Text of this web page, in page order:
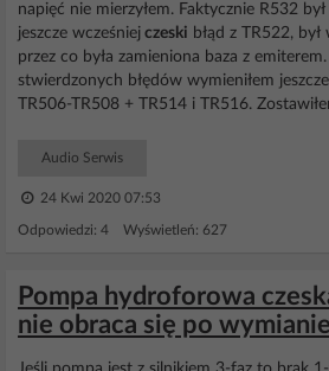
napięć nie mierzyłem. Faktycznie R532
jeszcze wcześniej czeski błąd z TR522,
przez co była zamieniona baza z
stwierdzonych błędów wymieniłem
TR506-TR508 + TR514 i TR516.
Audio Serwis
24 Kwi 2020 07:53
Odpowiedzi: 4 Wyświetleń: 627
Pompa hydroforowa
nie obraca się po